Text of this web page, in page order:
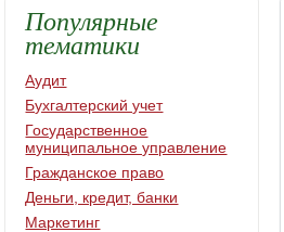
Популярные
тематики
Аудит
Бухгалтерский учет
Государственное
муниципальное управление
Гражданское право
Деньги, кредит, банки
Маркетинг